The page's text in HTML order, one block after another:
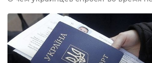
евакуації